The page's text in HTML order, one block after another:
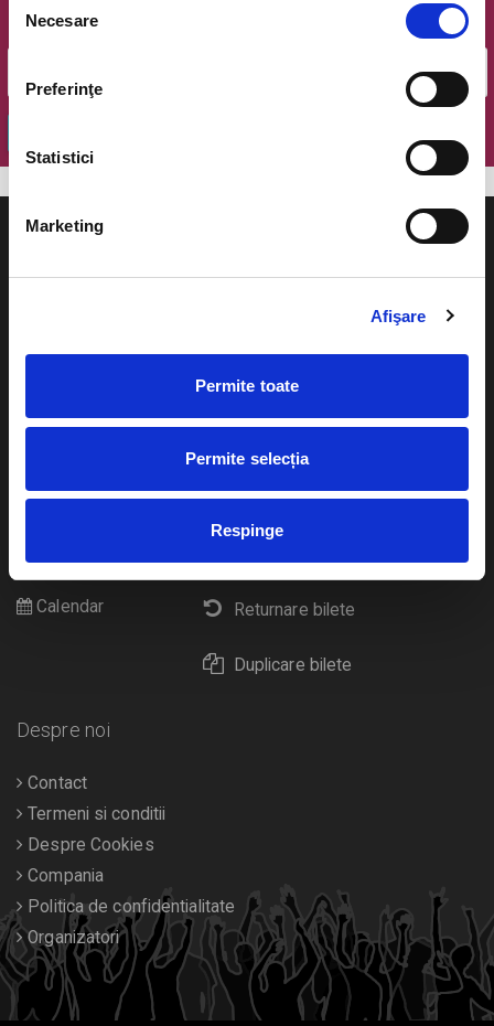
consimțământului
Necesare
Preferinţe
Statistici
Marketing
Afişare
Permite toate
Permite selecția
Respinge
Email
Cum comand bilete?
eBilet printat acasa
Returnare bilete
Duplicare bilete
Pentru copii
Diverse
Calendar
Despre noi
Contact
Termeni si conditii
Despre Cookies
Compania
Politica de confidentialitate
Organizatori